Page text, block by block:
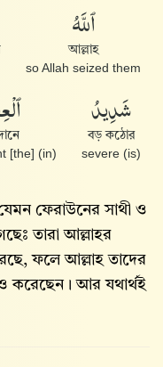
ٱللَّهُ
আল্লাহ
so Allah seized them
شَدِيدُ
বড় কঠোর
(is) severe
(in) [the] punishment.
ফেরাউনের সাথী ও
তারা আল্লাহ‌র
ফলে আল্লাহ‌ তাদের
করেছেন। আর যথার্থই